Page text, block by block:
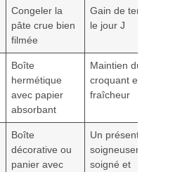
Congeler la
pâte crue bien
filmée
Gain de temps
le jour J
Boîte
hermétique
avec papier
absorbant
Maintien du
croquant et
fraîcheur
Boîte
décorative ou
panier avec
Un présent
soigneusement
soigné et